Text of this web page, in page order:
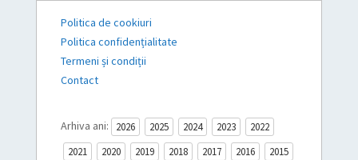
Politica de cookiuri
Politica confidențialitate
Termeni și condiții
Contact
Arhiva ani: 2026 2025 2024 2023
2022
2021
2020 2019 2018 2017 2016
2015